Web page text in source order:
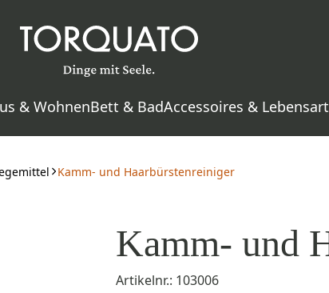
& WohnenBett & BadAccessoires & Lebensart
Kamm- und Haarbürstenreiniger
Kamm- und
Artikelnr.: 103006